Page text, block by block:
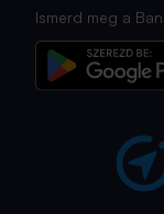
Ismerd meg a